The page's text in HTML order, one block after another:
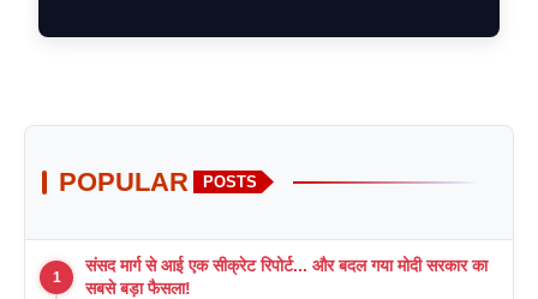
POPULAR POSTS
1
संसद मार्ग से आई एक सीक्रेट रिपोर्ट... और बदल गया मोदी सरकार का
सबसे बड़ा फैसला!